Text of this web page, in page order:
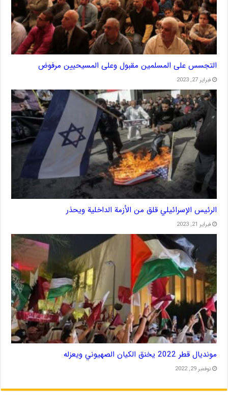
التجسس على المسلمين مقبول وعلى المسيحيين مرفوض
فبراير 27, 2023
الرئيس الإسرائيلي قلق من الأزمة الداخلية ويحذر
فبراير 21, 2023
مونديال قطر 2022 يخنق الكيان الصهيوني ويعزله
نوفمبر 29, 2022